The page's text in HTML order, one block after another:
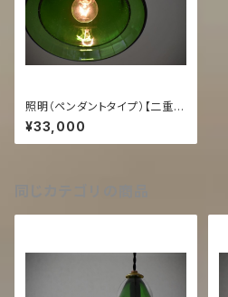
照明（ペンダントタイプ）【二重
緑/緑】
¥33,000